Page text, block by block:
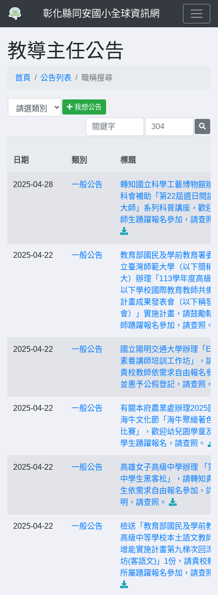
彰化縣同安國小全球資訊網
教導主任公告
首頁 公告列表 職稱搜尋
我想公告
日期 類別 標題
2025-04-28 一般公告
轉知國立科學工藝博物館辦
科會補助「第22屆週日閱讀
大師」系列科普講座，歡迎
師生踴躍報名參加，請查照
2025-04-22 一般公告
教育部國民及學前教育署委
立臺灣師範大學（以下簡稱
大）辦理「113學年度高級
以下學校國際教育教師共備
計畫成果發表會（以下稱發
會）」實施計畫，請鼓勵轄
師踴躍報名參加，請查照。
2025-04-22 一般公告
國立陽明交通大學辦理「E
素養講師培訓工作坊」，請
貴校教師依需求自由報名參
並惠予公假登記，請查照。
2025-04-22 一般公告
有關本府農業處辦理2025國
海牛文化節「海牛聚繪著色
比賽」，歡迎幼兒園學童及
學生踴躍報名，請查照。
2025-04-22 一般公告
高雄女子高級中學辦理 「第
中學生黑客松」，請轉知貴
生依需求自由報名參加，詳
明，請查照。
2025-04-22 一般公告
檢送「教育部國民及學前教
高級中等學校本土語文教師
增能實施計畫第九梯次回流
坊(客語文)」1份，請貴校轉
所屬踴躍報名參加，請查照